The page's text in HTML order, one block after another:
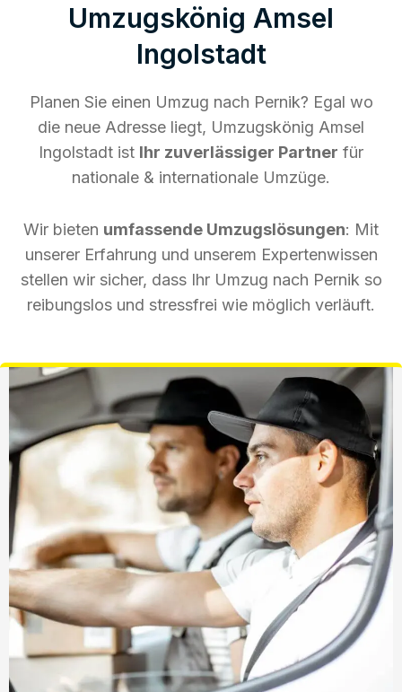
Umzugskönig Amsel
Ingolstadt
Planen Sie einen Umzug nach Pernik? Egal wo
die neue Adresse liegt, Umzugskönig Amsel
Ingolstadt ist Ihr zuverlässiger Partner für
nationale & internationale Umzüge.
Wir bieten umfassende Umzugslösungen: Mit
unserer Erfahrung und unserem Expertenwissen
stellen wir sicher, dass Ihr Umzug nach Pernik so
reibungslos und stressfrei wie möglich verläuft.